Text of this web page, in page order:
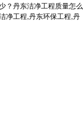
？丹东洁净工程质量怎么
净工程,丹东环保工程,丹